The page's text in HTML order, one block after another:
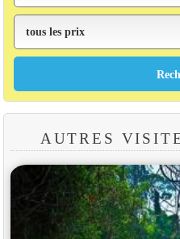
AUTRES